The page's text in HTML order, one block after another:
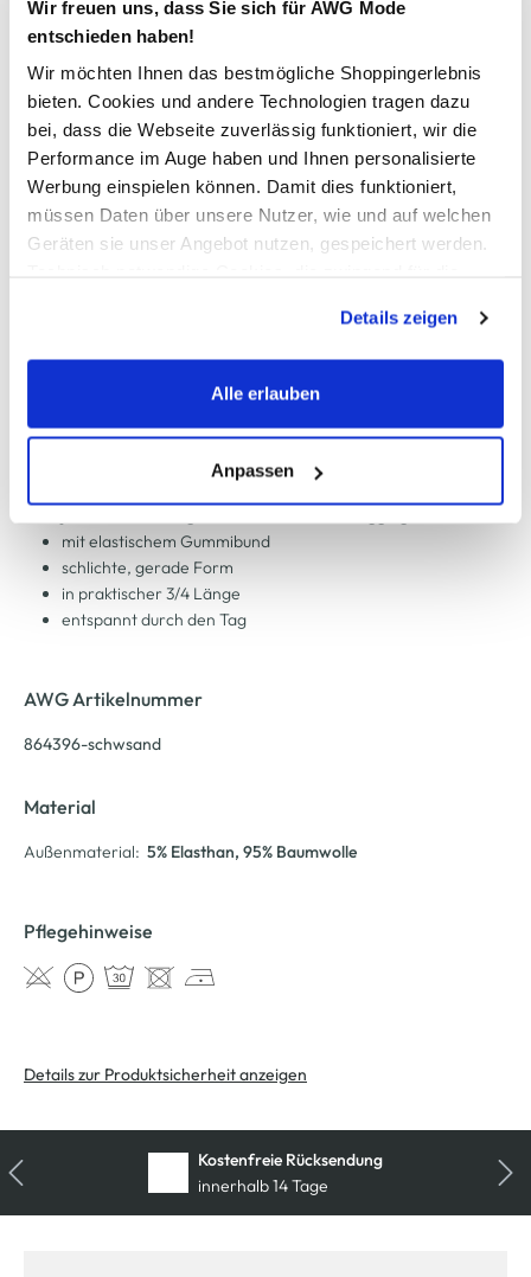
Wir freuen uns, dass Sie sich für AWG Mode
entschieden haben!
Wir möchten Ihnen das bestmögliche Shoppingerlebnis
bieten. Cookies und andere Technologien tragen dazu
bei, dass die Webseite zuverlässig funktioniert, wir die
Performance im Auge haben und Ihnen personalisierte
Werbung einspielen können. Damit dies funktioniert,
müssen Daten über unsere Nutzer, wie und auf welchen
Geräten sie unser Angebot nutzen, gespeichert werden.
werden, werden bei der Nutzung der Webseite auf jeden
Fall gesetzt. Cookies von Drittanbietern für Analyse- oder
Trackingzwecke werden nur dann aktiviert, wenn Sie das
erlauben" bzw. "Alle erlauben" klicken. Mehr dazu
(einschließlich der Möglichkeit, die Einwilligungserklärung
zu ändern oder zu widerrufen) erfahren Sie in unserem
Cookie-Hinweisbzw. derDatenschutzerklärung.
Details zeigen
Alle erlauben
Anpassen
In den Warenkorb
Schneller DHL Versand: in 1–3 Werktagen
Kostenfreie Rücksendung innerhalb 14 Tage
Kostenlose Filiallieferung in Ihre Wunschfiliale
Zur Wunschliste hinzufügen
Damen Capri Leggings im 2er Pack
mit elastischem Gummibund
schlichte, gerade Form
in praktischer 3/4 Länge
entspannt durch den Tag
AWG Artikelnummer
864396-schwsand
Material
Außenmaterial: 5% Elasthan, 95% Baumwolle
Pflegehinweise
Details zur Produktsicherheit anzeigen
Kostenfreie Rücksendung
innerhalb 14 Tage